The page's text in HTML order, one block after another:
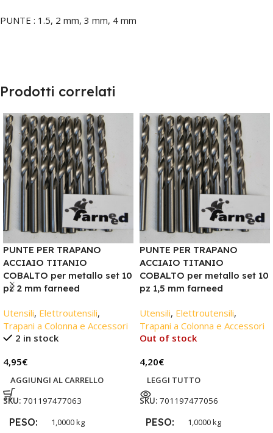
PUNTE : 1.5, 2 mm, 3 mm, 4 mm
Prodotti correlati
PUNTE PER TRAPANO
ACCIAIO TITANIO
COBALTO per metallo set 10
pz 2 mm farneed
Utensili, Elettroutensili,
Trapani a Colonna e Accessori
2 in stock
4,95€
AGGIUNGI AL CARRELLO
SKU: 701197477063
PESO 1,0000 kg
PUNTE PER TRAPANO
ACCIAIO TITANIO
COBALTO per metallo set 10
pz 1,5 mm farneed
Utensili, Elettroutensili,
Trapani a Colonna e Accessori
Out of stock
4,20€
LEGGI TUTTO
SKU: 701197477056
PESO 1,0000 kg